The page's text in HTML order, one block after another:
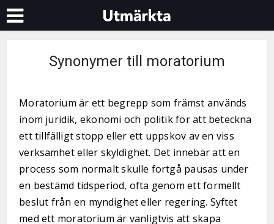
Synonymer till moratorium
Moratorium är ett begrepp som främst används
inom juridik, ekonomi och politik för att beteckna
ett tillfälligt stopp eller ett uppskov av en viss
verksamhet eller skyldighet. Det innebär att en
process som normalt skulle fortgå pausas under
en bestämd tidsperiod, ofta genom ett formellt
beslut från en myndighet eller regering. Syftet
med ett moratorium är vanligtvis att skapa